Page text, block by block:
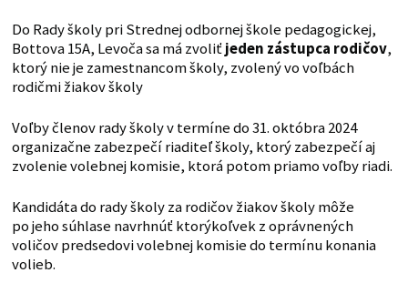
Do Rady školy pri Strednej odbornej škole pedagogickej,
Bottova 15A, Levoča sa má zvoliťjeden zástupca rodičov,
ktorý nie je zamestnancom školy, zvolený vo voľbách
rodičmi žiakov školy
Voľby členov rady školy v termíne do 31. októbra 2024
organizačne zabezpečí riaditeľ školy, ktorý zabezpečí aj
zvolenie volebnej komisie, ktorá potom priamo voľby riadi.
Kandidáta do rady školy za rodičov žiakov školy môže
po jeho súhlase navrhnúť ktorýkoľvek z oprávnených
voličov predsedovi volebnej komisie do termínu konania
volieb.